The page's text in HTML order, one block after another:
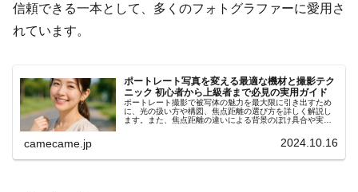
信頼できる一本として、多くのフォトグラファーに愛用さ
れています。
ポートレート写真を変える最適な機材と撮影テク
ニック 初心者から上級者まで必見の実用ガイド
ポートレート撮影で被写体の魅力を最大限に引き出すため
に、光の扱い方や構図、焦点距離の選び方を詳しく解説し
ます。また、焦点距離の違いによる背景のぼけ具合や実践
camecame.jp 2024.10.16